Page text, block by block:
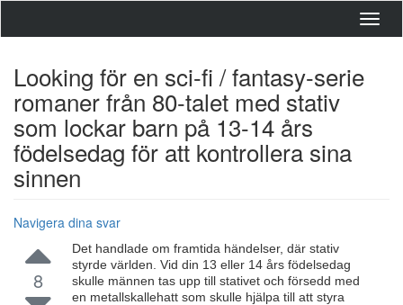
Looking för en sci-fi / fantasy-serie
romaner från 80-talet med stativ
som lockar barn på 13-14 års
födelsedag för att kontrollera sina
sinnen
Navigera dina svar
8
Det handlade om framtida händelser, där stativ
styrde världen. Vid din 13 eller 14 års födelsedag
skulle männen tas upp till stativet och försedd med
en metallskallehatt som skulle hjälpa till att styra